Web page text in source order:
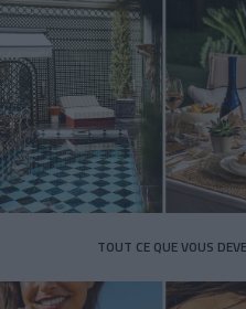
TOUT CE QUE VOUS